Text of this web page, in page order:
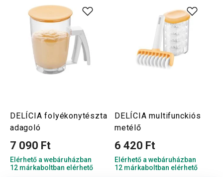
DELÍCIA folyékonytészta
adagoló
7 090 Ft
Elérhető a webáruházban
12 márkaboltban elérhető
DELÍCIA multifunckiós
metélő
6 420 Ft
Elérhető a webáruházban
12 márkaboltban elérhető